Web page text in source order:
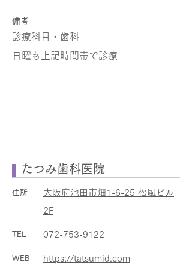
​備考
診療科目・歯科
日曜も上記時間帯で診療
たつみ歯科医院
住所
大阪府池田市畑1-6-25 松風ビル
2F
TEL 072-753-9122
WEB https://tatsumid.com